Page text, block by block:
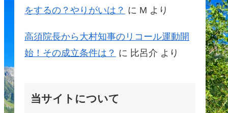
をするの？やりがいは？ に M より
高須院長から大村知事のリコール運動開
始！その成立条件は？ に 比呂介 より
当サイトについて